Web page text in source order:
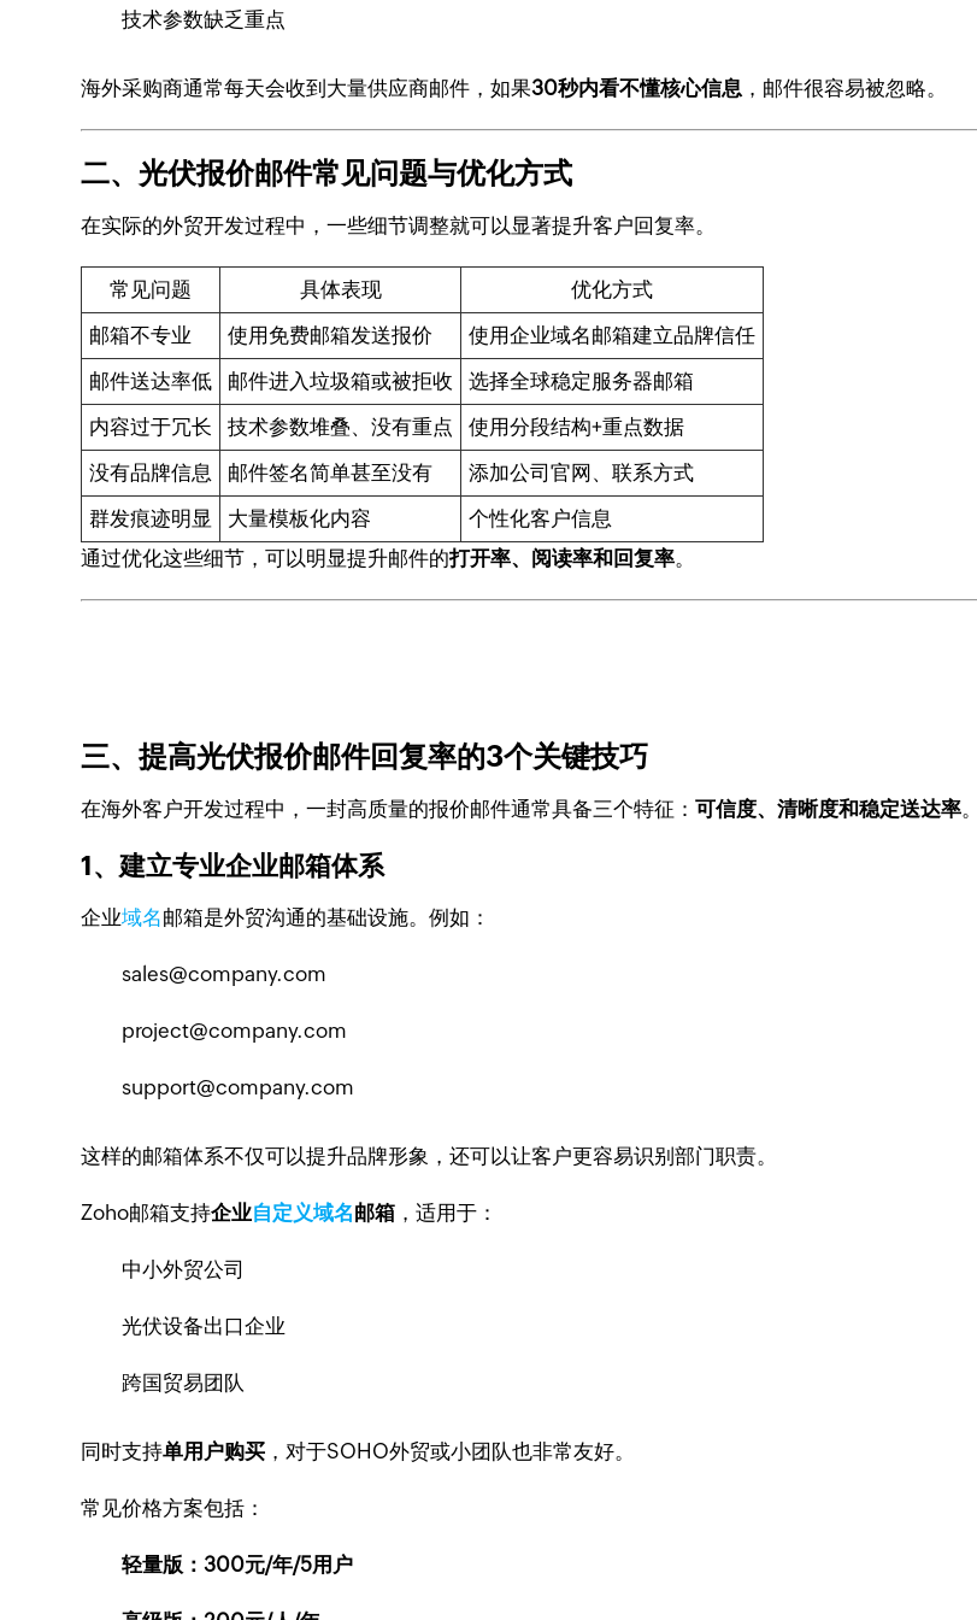
技术参数缺乏重点
海外采购商通常每天会收到大量供应商邮件，如果30秒内看不懂核心信息 ，邮件很容易被忽略。
二、光伏报价邮件常见问题与优化方式
在实际的外贸开发过程中，一些细节调整就可以显著提升客户回复率。
常见问题 具体表现
优化方式
邮箱不专业
使用免费邮箱发送报价
使用企业域名邮箱建立品牌信任
邮件送达率低
邮件进入垃圾箱或被拒收
选择全球稳定服务器邮箱
内容过于冗长
技术参数堆叠、没有重点
使用分段结构+重点数据
没有品牌信息
邮件签名简单甚至没有
添加公司官网、联系方式
群发痕迹明显
大量模板化内容
个性化客户信息
通过优化这些细节，可以明显提升邮件的打开率、阅读率和回复率。
三、提高光伏报价邮件回复率的3个关键技巧
在海外客户开发过程中，一封高质量的报价邮件通常具备三个特征：可信度、清晰度和稳定送达率。
1、建立专业企业邮箱体系
企业域名邮箱是外贸沟通的基础设施。例如：
sales@company.com
project@company.com
support@company.com
这样的邮箱体系不仅可以提升品牌形象，还可以让客户更容易识别部门职责。
Zoho邮箱支持企业自定义域名邮箱 ，适用于：
中小外贸公司
光伏设备出口企业
跨国贸易团队
同时支持单用户购买 ，对于SOHO外贸或小团队也非常友好。
常见价格方案包括：
轻量版：300元/年/5用户